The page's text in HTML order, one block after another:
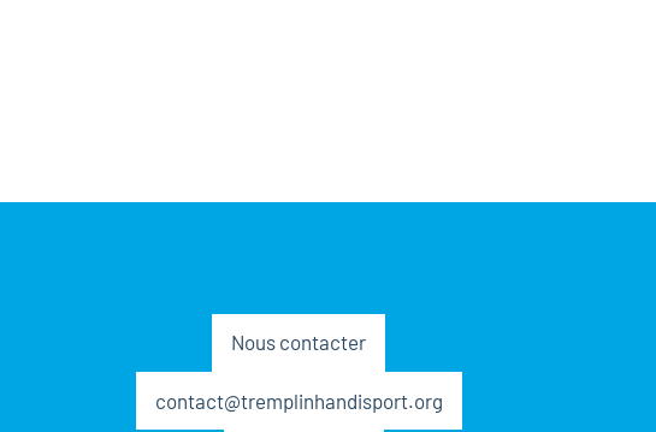
Nous contacter
contact@tremplinhandisport.org